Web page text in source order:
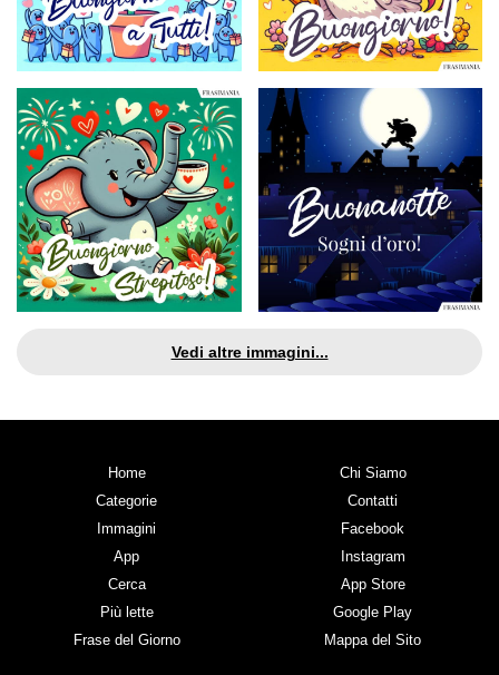
Vedi altre immagini...
Home
Categorie
Immagini
App
Cerca
Più lette
Frase del Giorno
Chi Siamo
Contatti
Facebook
Instagram
App Store
Google Play
Mappa del Sito